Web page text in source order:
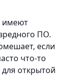
имеют
ПО.
если
что‑то
открытой